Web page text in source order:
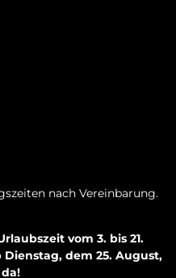
nach Vereinbarung.
vom 3. bis 21.
Dienstag, dem 25. August,